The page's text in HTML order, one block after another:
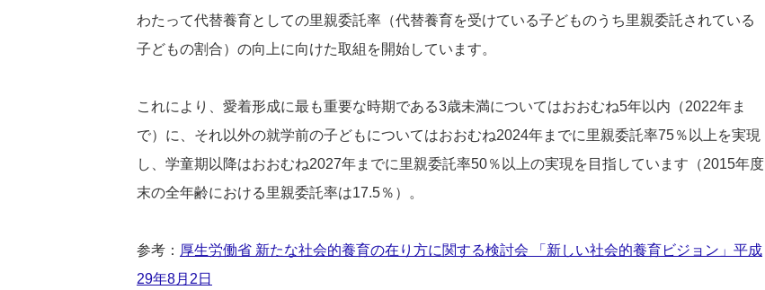
わたって代替養育としての里親委託率（代替養育を受けている子どものうち里親委託されている
子どもの割合）の向上に向けた取組を開始しています。
これにより、愛着形成に最も重要な時期である3歳未満についてはおおむね5年以内（2022年ま
で）に、それ以外の就学前の子どもについてはおおむね2024年までに里親委託率75％以上を実現
し、学童期以降はおおむね2027年までに里親委託率50％以上の実現を目指しています（2015年度
末の全年齢における里親委託率は17.5％）。
参考： 厚生労働省 新たな社会的養育の在り方に関する検討会 「新しい社会的養育ビジョン」平成
29年8月2日